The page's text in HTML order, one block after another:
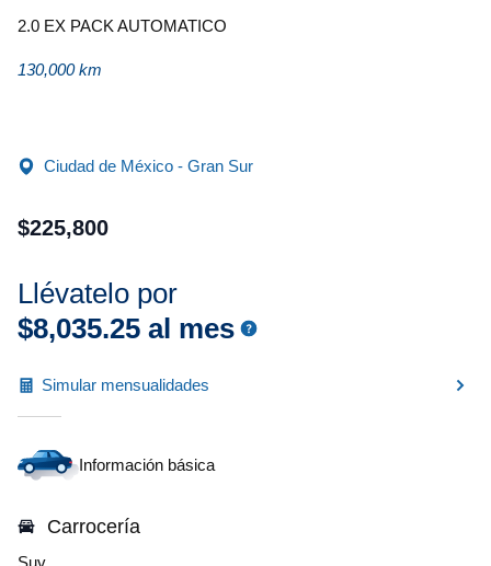
2.0 EX PACK AUTOMATICO
130,000 km
Ciudad de México - Gran Sur
$225,800
Llévatelo por
$8,035.25 al mes
Simular mensualidades
Información básica
Carrocería
Suv